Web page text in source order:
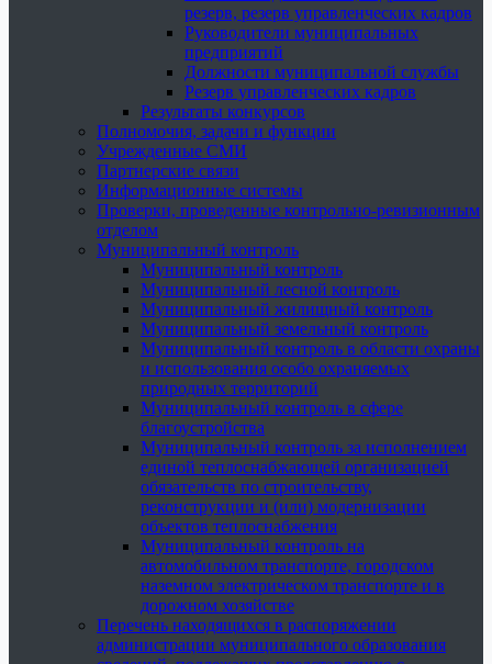
резерв, резерв управленческих кадров
Руководители муниципальных
предприятий
Должности муниципальной службы
Резерв управленческих кадров
Результаты конкурсов
Полномочия, задачи и функции
Учрежденные СМИ
Партнерские связи
Информационные системы
Проверки, проведенные контрольно-ревизионным
отделом
Муниципальный контроль
Муниципальный контроль
Муниципальный лесной контроль
Муниципальный жилищный контроль
Муниципальный земельный контроль
Муниципальный контроль в области охраны
и использования особо охраняемых
природных территорий
Муниципальный контроль в сфере
благоустройства
Муниципальный контроль за исполнением
единой теплоснабжающей организацией
обязательств по строительству,
реконструкции и (или) модернизации
объектов теплоснабжения
Муниципальный контроль на
автомобильном транспорте, городском
наземном электрическом транспорте и в
дорожном хозяйстве
Перечень находящихся в распоряжении
администрации муниципального образования